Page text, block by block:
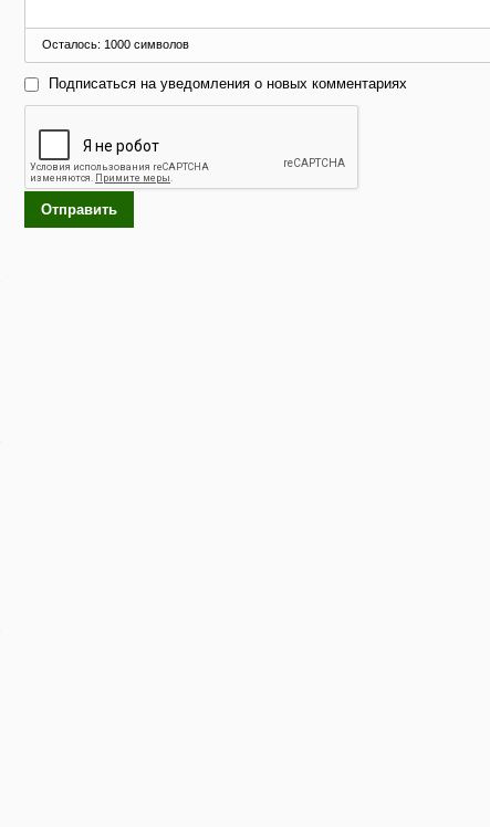
Осталось: 1000 символов
Подписаться на уведомления о новых комментариях
Отправить